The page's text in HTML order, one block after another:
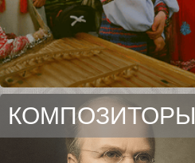
КОМПОЗИТОРЫ